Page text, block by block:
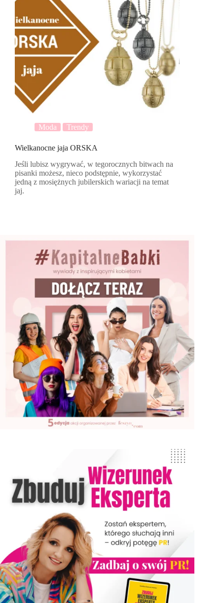
Moda Trendy
Wielkanocne jaja ORSKA
Jeśli lubisz wygrywać, w tegorocznych bitwach na
pisanki możesz, nieco podstępnie, wykorzystać
jedną z mosiężnych jubilerskich wariacji na temat
jaj.